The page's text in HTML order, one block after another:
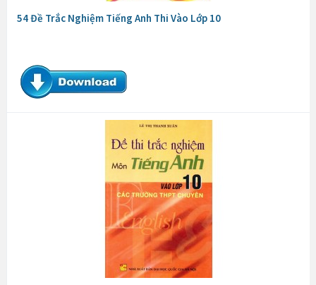
54 Đề Trắc Nghiệm Tiếng Anh Thi Vào Lớp 10